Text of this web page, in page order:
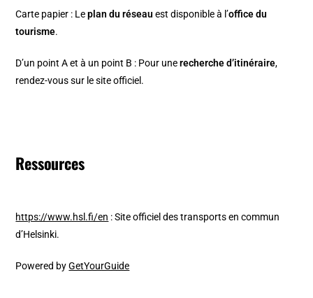
Carte papier : Leplan du réseau est disponible à l’office du
tourisme.
D’un point A et à un point B : Pour unerecherche d’itinéraire,
rendez-vous sur le site officiel.
Ressources
https://www.hsl.fi/en : Site officiel des transports en commun
d’Helsinki.
Powered byGetYourGuide